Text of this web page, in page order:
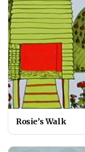
Rosie’s Walk